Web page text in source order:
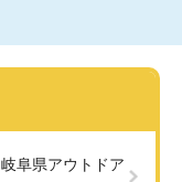
阜県アウトドア